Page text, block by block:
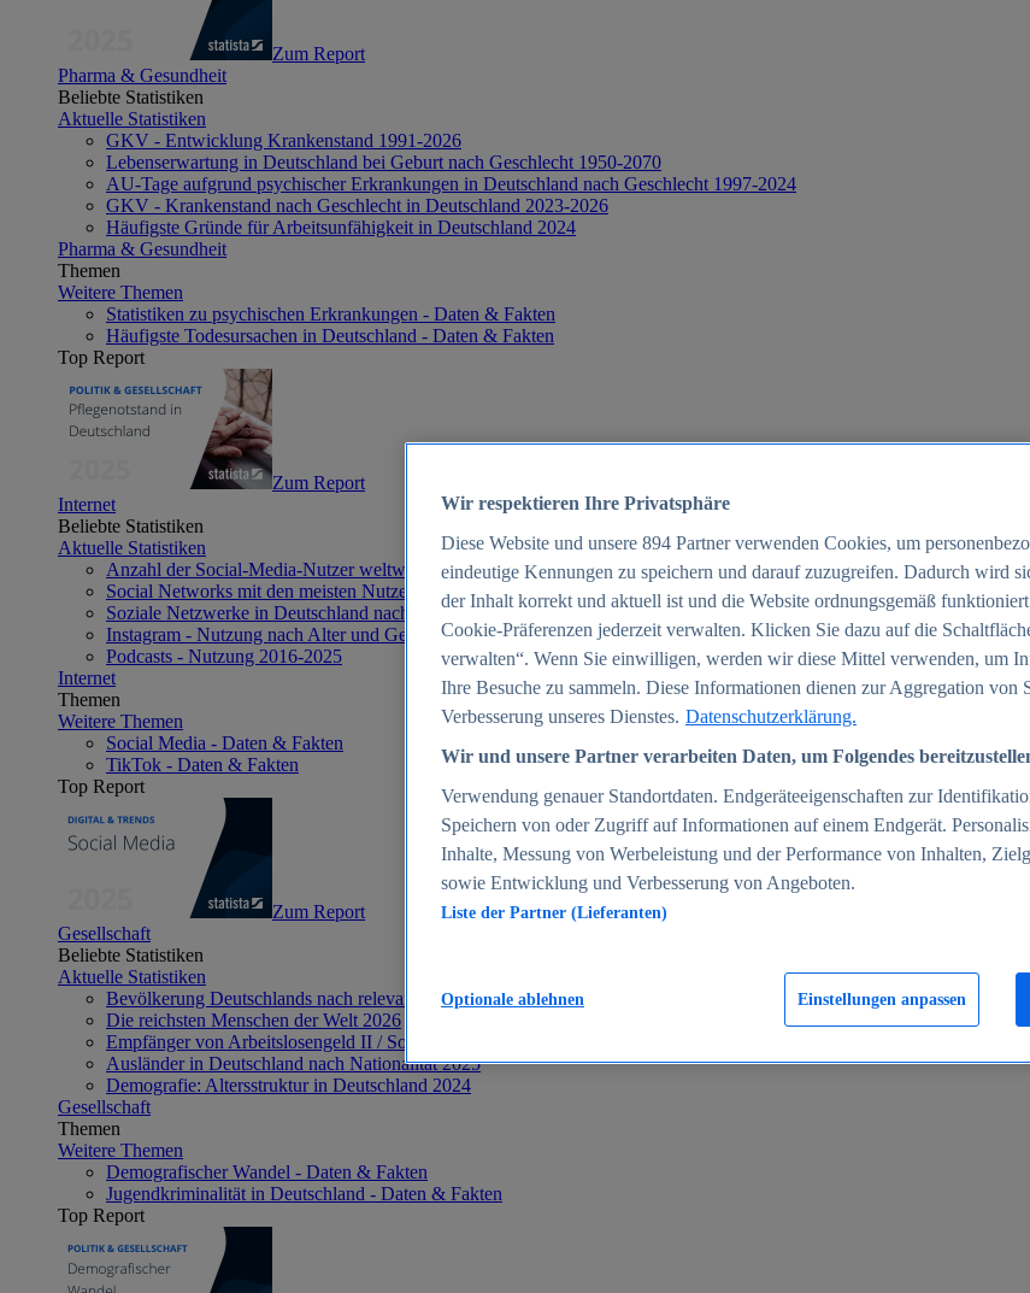
Zum Report
Pharma & Gesundheit
Beliebte Statistiken
Aktuelle Statistiken
GKV - Entwicklung Krankenstand 1991-2026
Lebenserwartung in Deutschland bei Geburt nach Geschlecht 1950-2070
AU-Tage aufgrund psychischer Erkrankungen in Deutschland nach Geschlecht 1997-2024
GKV - Krankenstand nach Geschlecht in Deutschland 2023-2026
Häufigste Gründe für Arbeitsunfähigkeit in Deutschland 2024
Pharma & Gesundheit
Themen
Weitere Themen
Statistiken zu psychischen Erkrankungen - Daten & Fakten
Häufigste Todesursachen in Deutschland - Daten & Fakten
Top Report
Zum Report
Internet
Beliebte Statistiken
Aktuelle Statistiken
Anzahl der Social-Media-Nutzer weltweit 2012-2025
Social Networks mit den meisten Nutzern weltweit 2025
Soziale Netzwerke in Deutschland nach Generationen 2025
Instagram - Nutzung nach Alter und Geschlecht in Deutschland 2025
Podcasts - Nutzung 2016-2025
Internet
Themen
Weitere Themen
Social Media - Daten & Fakten
TikTok - Daten & Fakten
Top Report
Zum Report
Gesellschaft
Beliebte Statistiken
Aktuelle Statistiken
Bevölkerung Deutschlands nach relevanten Altersgruppen 2024
Die reichsten Menschen der Welt 2026
Empfänger von Arbeitslosengeld II / Sozialgeld / Bürgergeld in Deutschland 2005-2025
Ausländer in Deutschland nach Nationalität 2025
Demografie: Altersstruktur in Deutschland 2024
Gesellschaft
Themen
Weitere Themen
Demografischer Wandel - Daten & Fakten
Jugendkriminalität in Deutschland - Daten & Fakten
Top Report
Wir respektieren Ihre Privatsphäre
Diese Website und unsere 894 Partner verwenden Cookies, um
eindeutige Kennungen zu speichern und darauf zuzugreifen. Dadurch wird
der Inhalt korrekt und aktuell ist und die Website ordnungsgemäß
Cookie-Präferenzen jederzeit verwalten. Klicken Sie dazu auf die
verwalten“. Wenn Sie einwilligen, werden wir diese Mittel verwenden, um
Ihre Besuche zu sammeln. Diese Informationen dienen zur Aggregation von
Verbesserung unseres Dienstes. Datenschutzerklärung.
Wir und unsere Partner verarbeiten Daten, um Folgendes
Verwendung genauer Standortdaten. Endgeräteeigenschaften zur
Speichern von oder Zugriff auf Informationen auf einem Endgerät.
Inhalte, Messung von Werbeleistung und der Performance von Inhalten,
sowie Entwicklung und Verbesserung von Angeboten.
Liste der Partner (Lieferanten)
Einstellungen anpassen
Optionale ablehnen